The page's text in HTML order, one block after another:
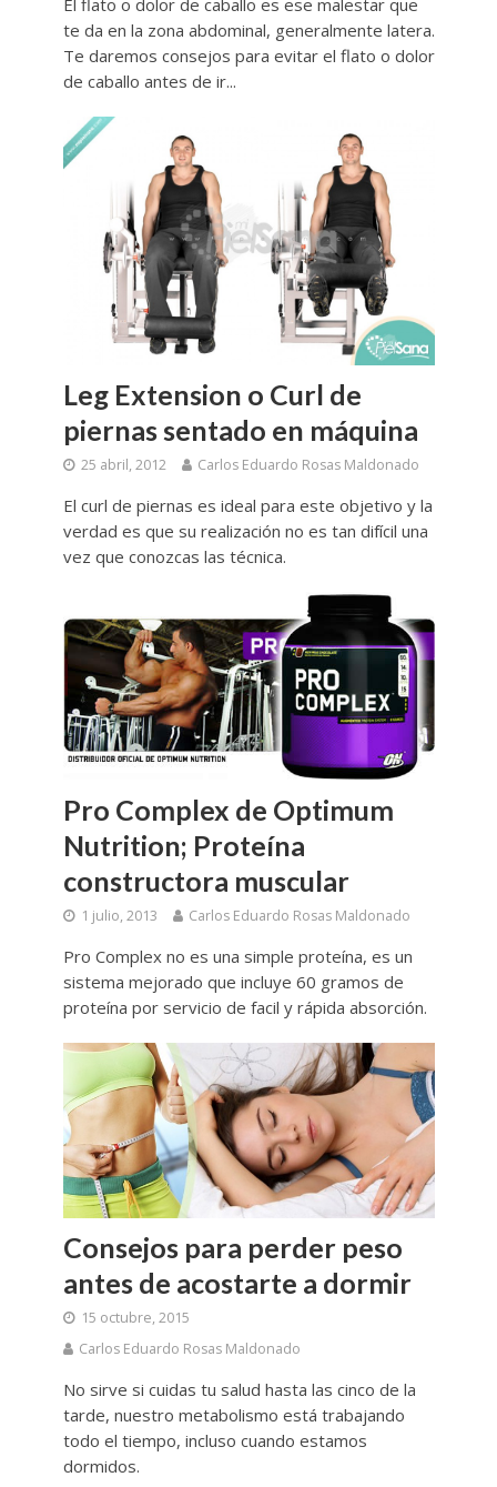
El flato o dolor de caballo es ese malestar que
te da en la zona abdominal, generalmente latera.
Te daremos consejos para evitar el flato o dolor
de caballo antes de ir...
Leg Extension o Curl de
piernas sentado en máquina
25 abril, 2012 Carlos Eduardo Rosas Maldonado
El curl de piernas es ideal para este objetivo y la
verdad es que su realización no es tan difícil una
vez que conozcas las técnica.
Pro Complex de Optimum
Nutrition; Proteína
constructora muscular
1 julio, 2013 Carlos Eduardo Rosas Maldonado
Pro Complex no es una simple proteína, es un
sistema mejorado que incluye 60 gramos de
proteína por servicio de facil y rápida absorción.
Consejos para perder peso
antes de acostarte a dormir
15 octubre, 2015
Carlos Eduardo Rosas Maldonado
No sirve si cuidas tu salud hasta las cinco de la
tarde, nuestro metabolismo está trabajando
todo el tiempo, incluso cuando estamos
dormidos.